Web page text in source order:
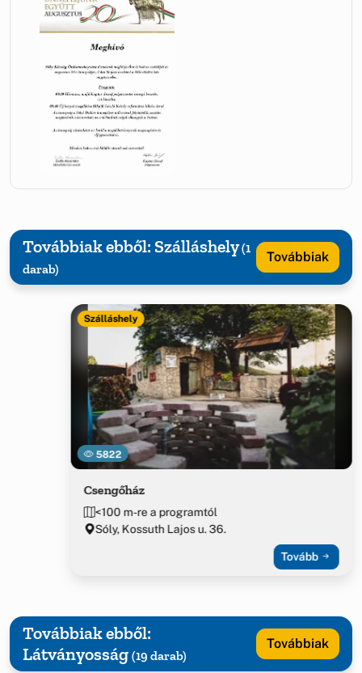
Továbbiak ebből: Szálláshely(1
darab)
Továbbiak
5822
Szálláshely
Csengőház
<100 m-re a programtól
Sóly, Kossuth Lajos u. 36.
Tovább
Továbbiak ebből:
Látványosság (19 darab)
Továbbiak